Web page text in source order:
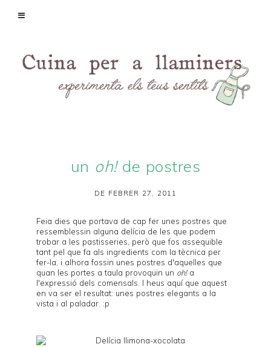
un oh!de postres
DE FEBRER 27, 2011
Feia dies que portava de cap fer unes postres que
ressemblessin alguna delícia de les que podem
trobar a les pastisseries, però que fos assequible
tant pel que fa als ingredients com la tècnica per
fer-la, i alhora fossin unes postres d'aquelles que
quan les portes a taula provoquin un oh!a
l'expressió dels comensals. I heus aquí que aquest
en va ser el resultat: unes postres elegants a la
vista i al paladar. :p